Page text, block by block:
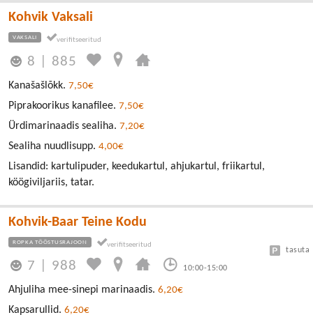
Kohvik Vaksali
VAKSALI
8 885
Kanašašlõkk. 7,50€
Piprakoorikus kanafilee. 7,50€
Ürdimarinaadis sealiha. 7,20€
Sealiha nuudlisupp. 4,00€
Lisandid: kartulipuder, keedukartul, ahjukartul, friikartul,
köögiviljariis, tatar.
Kohvik-Baar Teine Kodu
ROPKA TÖÖSTUSRAJOON
7 988 10:00-15:00
tasuta
Ahjuliha mee-sinepi marinaadis. 6,20€
Kapsarullid. 6,20€